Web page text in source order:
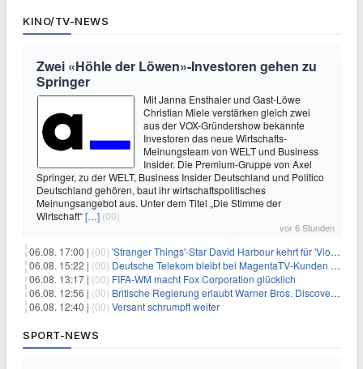
KINO/TV-NEWS
Zwei «Höhle der Löwen»-Investoren gehen zu
Springer
Mit Janna Ensthaler und Gast-Löwe
Christian Miele verstärken gleich zwei
aus der VOX-Gründershow bekannte
Investoren das neue Wirtschafts-
Meinungsteam von WELT und Business
Insider. Die Premium-Gruppe von Axel
Springer, zu der WELT, Business Insider Deutschland und Politico
Deutschland gehören, baut ihr wirtschaftspolitisches
Meinungsangebot aus. Unter dem Titel „Die Stimme der
Wirtschaft“[…] (00)
vor 6 Stunden
06.08. 17:00 | (00) 'Stranger Things'-Star David Harbour kehrt für 'Violent Night 2' zurück – Kristen Bell stößt zur Besetzung
06.08. 15:22 | (00) Deutsche Telekom bleibt bei MagentaTV-Kunden vage
06.08. 13:17 | (00) FIFA-WM macht Fox Corporation glücklich
06.08. 12:56 | (00) Britische Regierung erlaubt Warner Bros. Discovery-Übernahme
06.08. 12:40 | (00) Versant schrumpft weiter
SPORT-NEWS